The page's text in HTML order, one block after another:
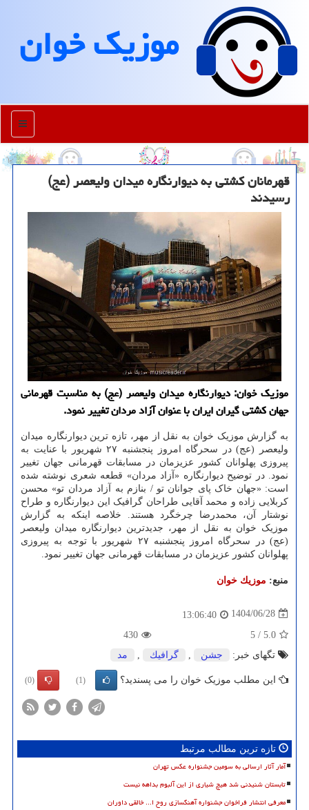
موزیك خوان
منو
قهرمانان کشتی به دیوارنگاره میدان ولیعصر (عج)
رسیدند
موزیک خوان: دیوارنگاره میدان ولیعصر (عج) به مناسبت قهرمانی
جهان کشتی گیران ایران با عنوان آزاد مردان تغییر نمود.
به گزارش موزیک خوان به نقل از مهر، تازه ترین دیوارنگاره میدان
ولیعصر (عج) در سحرگاه امروز پنجشنبه ۲۷ شهریور با عنایت به
پیروزی پهلوانان کشور عزیزمان در مسابقات قهرمانی جهان تغییر
نمود. در توضیح دیوارنگاره «آزاد مردان» قطعه شعری نوشته شده
است: «جهان خاک پای جوانان تو / بنازم به آزاد مردان تو» محسن
کربلایی زاده و محمد آقایی طراحان گرافیک این دیوارنگاره و طراح
نوشتار آن، محمدرضا چرخگرد هستند. خلاصه اینکه به گزارش
موزیک خوان به نقل از مهر، جدیدترین دیوارنگاره میدان ولیعصر
(عج) در سحرگاه امروز پنجشنبه ۲۷ شهریور با توجه به پیروزی
پهلوانان کشور عزیزمان در مسابقات قهرمانی جهان تغییر نمود.
منبع: موزیك خوان
1404/06/28
13:06:40
5.0
/
5
430
تگهای خبر:
جشن گرافیك مد
این مطلب موزیک خوان را می پسندید؟ (1)
(0)
تازه ترین مطالب مرتبط
آمار آثار ارسالی به سومین جشنواره عکس تهران
تابستان شنیدنی شد هیچ شیاری از این آلبوم بداهه نیست
معرفی انتشار فراخوان جشنواره آهنگسازی روح ا... خالقی داوران